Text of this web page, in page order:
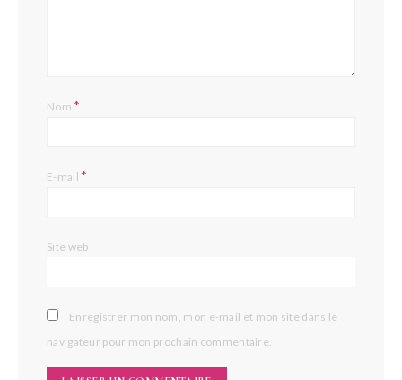
Nom*
E-mail*
Site web
Enregistrer mon nom, mon e-mail et mon site dans le
navigateur pour mon prochain commentaire.